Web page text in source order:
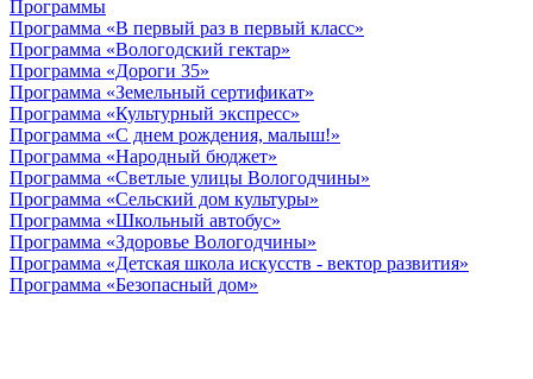
Программы
Программа «В первый раз в первый класс»
Программа «Вологодский гектар»
Программа «Дороги 35»
Программа «Земельный сертификат»
Программа «Культурный экспресс»
Программа «С днем рождения, малыш!»
Программа «Народный бюджет»
Программа «Светлые улицы Вологодчины»
Программа «Сельский дом культуры»
Программа «Школьный автобус»
Программа «Здоровье Вологодчины»
Программа «Детская школа искусств - вектор развития»
Программа «Безопасный дом»